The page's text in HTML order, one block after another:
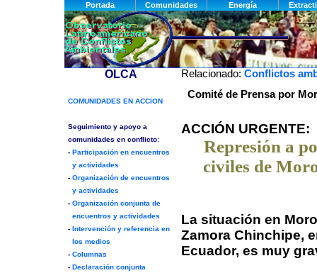
Relacionado: Conflictos
Comité de Prensa por
ACCIÓN URGENTE:
Represión a
civiles de
La situación en
Zamora Chinchipe,
Ecuador, es muy